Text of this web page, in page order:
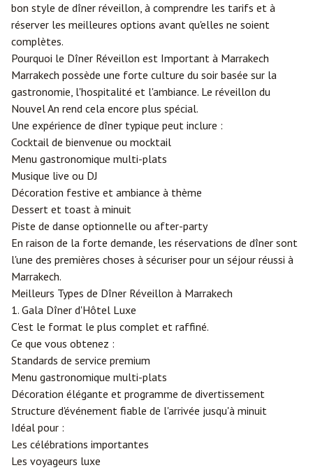
bon style de dîner réveillon, à comprendre les tarifs et à
réserver les meilleures options avant qu'elles ne soient
complètes.
Pourquoi le Dîner Réveillon est Important à Marrakech
Marrakech possède une forte culture du soir basée sur la
gastronomie, l'hospitalité et l'ambiance. Le réveillon du
Nouvel An rend cela encore plus spécial.
Une expérience de dîner typique peut inclure :
Cocktail de bienvenue ou mocktail
Menu gastronomique multi-plats
Musique live ou DJ
Décoration festive et ambiance à thème
Dessert et toast à minuit
Piste de danse optionnelle ou after-party
En raison de la forte demande, les réservations de dîner sont
l'une des premières choses à sécuriser pour un séjour réussi à
Marrakech.
Meilleurs Types de Dîner Réveillon à Marrakech
1. Gala Dîner d'Hôtel Luxe
C'est le format le plus complet et raffiné.
Ce que vous obtenez :
Standards de service premium
Menu gastronomique multi-plats
Décoration élégante et programme de divertissement
Structure d'événement fiable de l'arrivée jusqu'à minuit
Idéal pour :
Les célébrations importantes
Les voyageurs luxe